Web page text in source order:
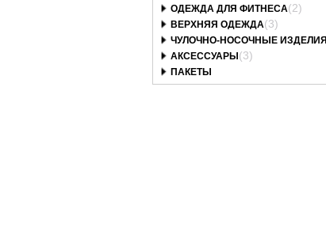
ОДЕЖДА ДЛЯ ФИТНЕСА(2)
ВЕРХНЯЯ ОДЕЖДА(3)
ЧУЛОЧНО-НОСОЧНЫЕ ИЗДЕЛИЯ
АКСЕССУАРЫ (3)
ПАКЕТЫ